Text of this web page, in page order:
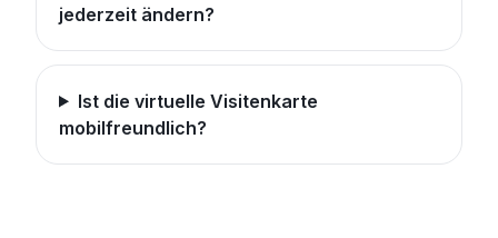
jederzeit ändern?
Ist die virtuelle Visitenkarte
mobilfreundlich?